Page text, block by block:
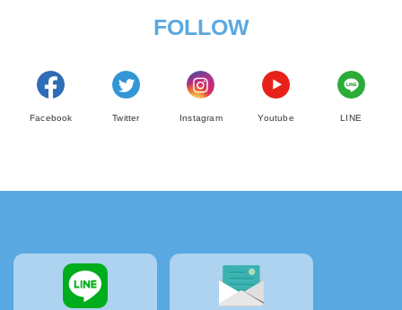
FOLLOW
Facebook Twitter Instagram Youtube LINE